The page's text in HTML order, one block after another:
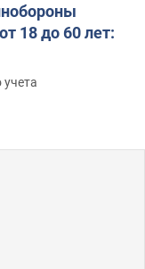
18 до 60 лет: